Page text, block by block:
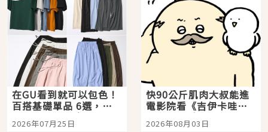
在GU看到就可以包色！
百搭基礎單品 6選，閉
眼全收也不心疼
2026年07月25日
快90公斤肌肉大叔能進
電影院看《吉伊卡哇》
嗎？日本重金屬樂團
「打首」會長與nagano
2026年08月03日